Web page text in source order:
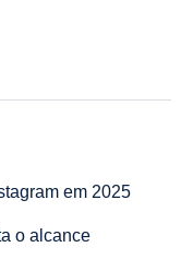
em 2025
o alcance